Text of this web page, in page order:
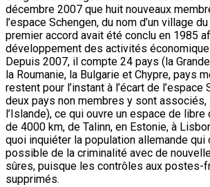
décembre 2007 que huit nouveaux
l’espace Schengen, du nom d’un village
premier accord avait été conclu en 1985
développement des activités
Depuis 2007, il compte 24 pays (la
la Roumanie, la Bulgarie et Chypre, pays
restent pour l’instant à l’écart de l’espace
deux pays non membres y sont associés,
l’Islande), ce qui ouvre un espace de
de 4000 km, de Talinn, en Estonie, à
quoi inquiéter la population allemande qui
possible de la criminalité avec de
sûres, puisque les contrôles aux postes-
supprimés.